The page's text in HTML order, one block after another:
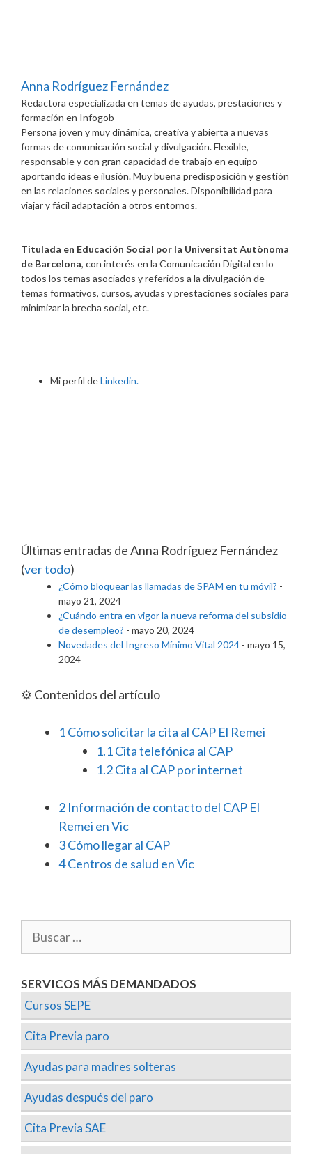
Anna Rodríguez Fernández
Redactora especializada en temas de ayudas, prestaciones y
formación en Infogob
Persona joven y muy dinámica, creativa y abierta a nuevas
formas de comunicación social y divulgación. Flexible,
responsable y con gran capacidad de trabajo en equipo
aportando ideas e ilusión. Muy buena predisposición y gestión
en las relaciones sociales y personales. Disponibilidad para
viajar y fácil adaptación a otros entornos.
Titulada en Educación Social por la Universitat Autònoma
de Barcelona, con interés en la Comunicación Digital en lo
todos los temas asociados y referidos a la divulgación de
temas formativos, cursos, ayudas y prestaciones sociales para
minimizar la brecha social, etc.
Mi perfil deLinkedin.
Últimas entradas de Anna Rodríguez Fernández
(ver todo)
¿Cómo bloquear las llamadas de SPAM en tu móvil? -
mayo 21, 2024
¿Cuándo entra en vigor la nueva reforma del subsidio
de desempleo? - mayo 20, 2024
Novedades del Ingreso Mínimo Vital 2024 - mayo 15,
2024
⚙️ Contenidos del artículo
1Cómo solicitar la cita al CAP El Remei
1.1Cita telefónica al CAP
1.2Cita al CAP por internet
2 Información de contacto del CAP El
Remei en Vic
3Cómo llegar al CAP
4Centros de salud en Vic
SERVICOS MÁS DEMANDADOS
Cursos SEPE
Cita Previa paro
Ayudas para madres solteras
Ayudas después del paro
Cita Previa SAE